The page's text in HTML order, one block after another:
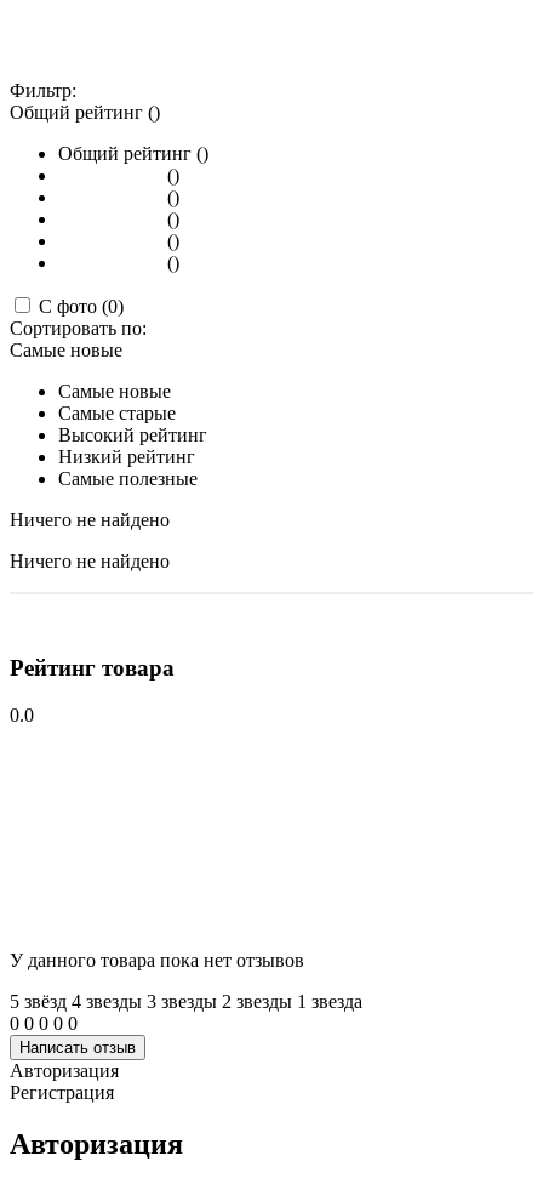
Фильтр:
Общий рейтинг ()
Общий рейтинг ()
()
()
()
()
()
С фото (0)
Сортировать по:
Самые новые
Самые новые
Самые старые
Высокий рейтинг
Низкий рейтинг
Самые полезные
Ничего не найдено
Ничего не найдено
Рейтинг товара
0.0
У данного товара пока нет отзывов
5 звёзд 4 звeзды 3 звeзды 2 звeзды 1 звeзда
0 0 0 0 0
Написать отзыв
Авторизация
Регистрация
Авторизация